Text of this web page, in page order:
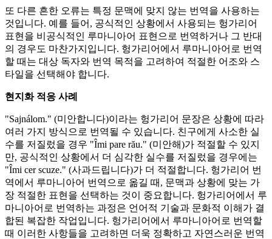
또 다른 흔한 오류는 특정 문맥에 맞지 않는 번역을 사용하는
것입니다. 예를 들어, 공식적인 상황에서 사용되는 헝가리어
표현을 비공식적인 루마니아어 표현으로 번역하거나 그 반대
의 경우도 마찬가지입니다. 헝가리어에서 루마니아어로 번역
할 때는 대상 독자와 번역 목적을 고려하여 적절한 어조와 스
타일을 선택해야 합니다.
현지화 적응 사례
"Sajnálom." (미안합니다)이라는 헝가리어 문장은 상황에 따라
여러 가지 방식으로 번역될 수 있습니다. 친구에게 사소한 실
수를 저질렀을 경우 "Îmi pare rău." (미안해)가 적절할 수 있지
만, 공식적인 상황에서 더 심각한 실수를 저질렀을 경우에는
"Îmi cer scuze." (사과드립니다)가 더 적절합니다. 헝가리어 번
역에서 루마니아어 번역으로 옮길 때, 문맥과 상황에 맞는 가
장 적절한 표현을 선택하는 것이 중요합니다. 헝가리어에서 루
마니아어로 번역하는 과정은 언어적 기술과 문화적 이해가 결
합된 복잡한 작업입니다. 헝가리어에서 루마니아어로 번역할
때 이러한 사항들을 고려하면 더욱 정확하고 자연스러운 번역